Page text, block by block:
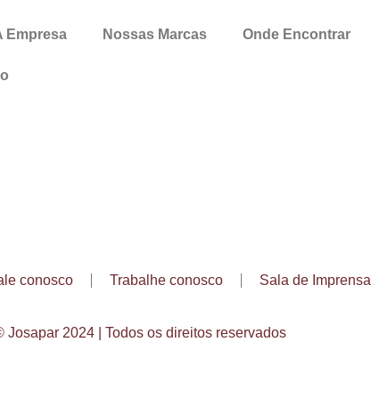
Empresa Nossas Marcas Onde Encontrar
conosco Trabalhe conosco Sala de Imprensa
Josapar 2024 | Todos os direitos reservados